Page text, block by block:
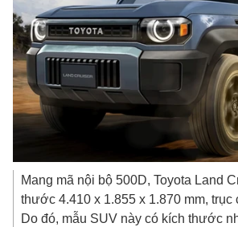
Mang mã nội bộ 500D, Toyota Land
thước 4.410 x 1.855 x 1.870 mm, trục
Do đó, mẫu SUV này có kích thước